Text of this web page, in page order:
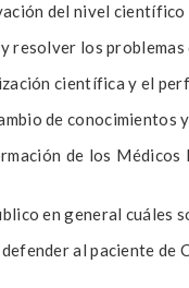
del nivel
resolver los
científica y el
de conocimientos
de los Médicos
en general cuáles
al paciente de